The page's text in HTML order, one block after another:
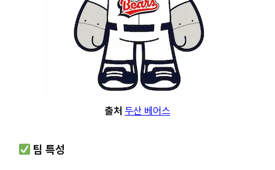
출처 두산 베어스
팀 특성